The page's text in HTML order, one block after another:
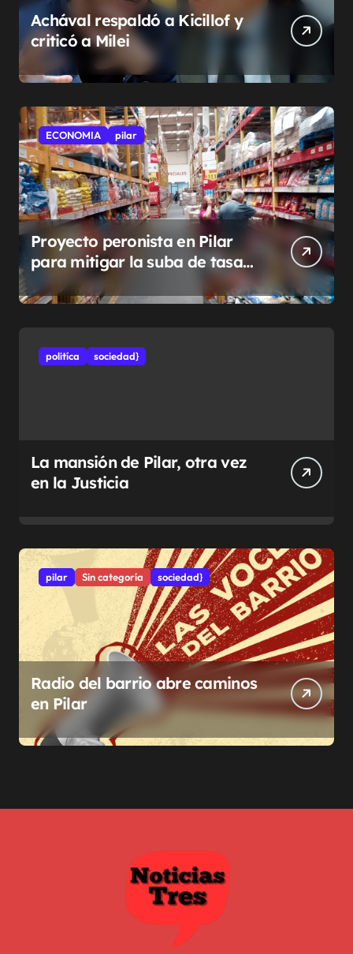
Achával respaldó a Kicillof y
criticó a Milei
ECONOMIA pilar
Proyecto peronista en Pilar
para mitigar la suba de tasas
municipales
politíca sociedad}
La mansión de Pilar, otra vez
en la Justicia
pilar Sin categoría sociedad}
Radio del barrio abre caminos
en Pilar